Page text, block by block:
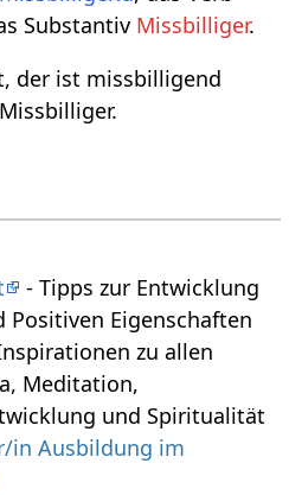
Substantiv Missbilliger.
der ist missbilligend
- Tipps zur Entwicklung
Positiven Eigenschaften
zu allen
Meditation,
und Spiritualität
in Ausbildung im